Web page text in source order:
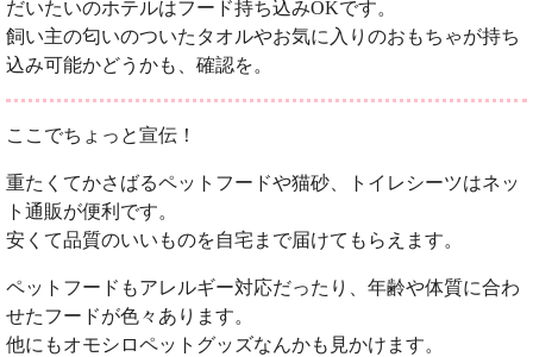
だいたいのホテルはフード持ち込みOKです。
飼い主の匂いのついたタオルやお気に入りのおもちゃが持ち
込み可能かどうかも、確認を。
ここでちょっと宣伝！
重たくてかさばるペットフードや猫砂、トイレシーツはネッ
ト通販が便利です。
安くて品質のいいものを自宅まで届けてもらえます。
ペットフードもアレルギー対応だったり、年齢や体質に合わ
せたフードが色々あります。
他にもオモシロペットグッズなんかも見かけます。